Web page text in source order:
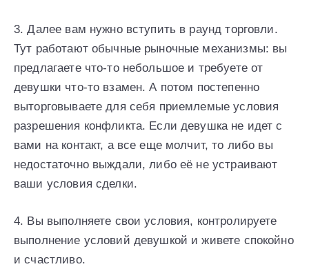
3. Далее вам нужно вступить в раунд торговли.
Тут работают обычные рыночные механизмы: вы
предлагаете что-то небольшое и требуете от
девушки что-то взамен. А потом постепенно
выторговываете для себя приемлемые условия
разрешения конфликта. Если девушка не идет с
вами на контакт, а все еще молчит, то либо вы
недостаточно выждали, либо её не устраивают
ваши условия сделки.
4. Вы выполняете свои условия, контролируете
выполнение условий девушкой и живете спокойно
и счастливо.